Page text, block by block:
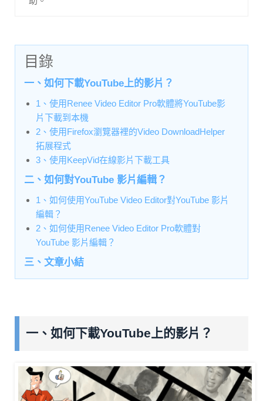
目錄
一、如何下載YouTube上的影片？
1、使用Renee Video Editor Pro軟體將YouTube影
片下載到本機
2、使用Firefox瀏覽器裡的Video DownloadHelper
拓展程式
3、使用KeepVid在線影片下載工具
二、如何對YouTube 影片編輯？
1、如何使用YouTube Video Editor對YouTube 影片
編輯？
2、如何使用Renee Video Editor Pro軟體對
YouTube 影片編輯？
三、文章小結
一、如何下載YouTube上的影片？